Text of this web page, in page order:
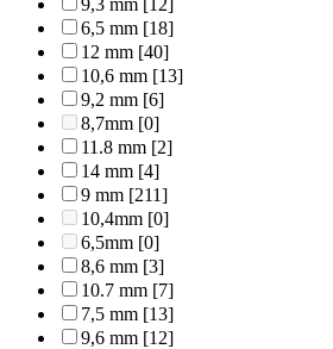
9,3 mm [12]
6,5 mm [18]
12 mm [40]
10,6 mm [13]
9,2 mm [6]
8,7mm [0]
11.8 mm [2]
14 mm [4]
9 mm [211]
10,4mm [0]
6,5mm [0]
8,6 mm [3]
10.7 mm [7]
7,5 mm [13]
9,6 mm [12]